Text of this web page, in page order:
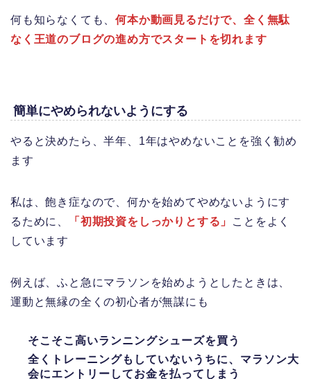
何も知らなくても、何本か動画見るだけで、全く無駄
なく王道のブログの進め方でスタートを切れます
簡単にやめられないようにする
やると決めたら、半年、1年はやめないことを強く勧め
ます
私は、飽き症なので、何かを始めてやめないようにす
るために、
「初期投資をしっかりとする」
ことをよく
しています
例えば、ふと急にマラソンを始めようとしたときは、
運動と無縁の全くの初心者が無謀にも
そこそこ高いランニングシューズを買う
全くトレーニングもしていないうちに、マラソン大
会にエントリーしてお金を払ってしまう